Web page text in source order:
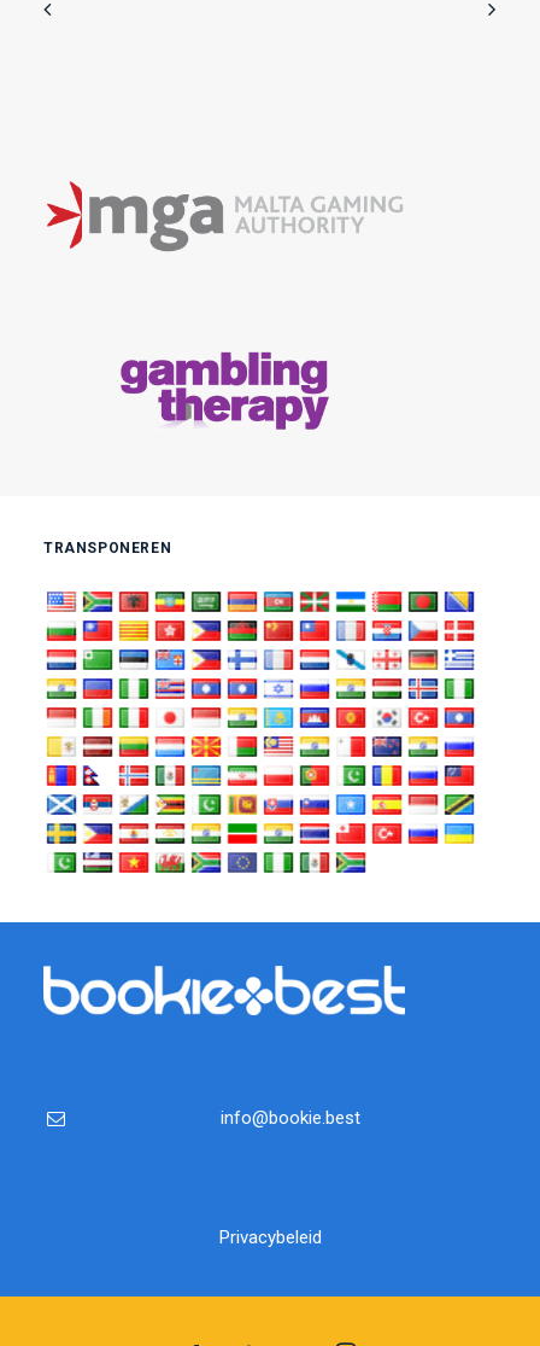
TRANSPONEREN
info@bookie.best
Privacybeleid